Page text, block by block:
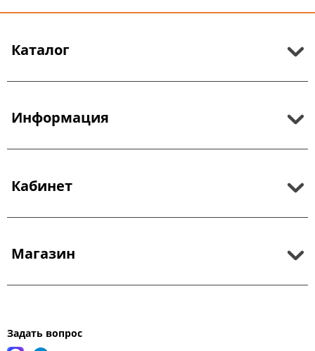
Каталог
Информация
Кабинет
Магазин
Задать вопрос